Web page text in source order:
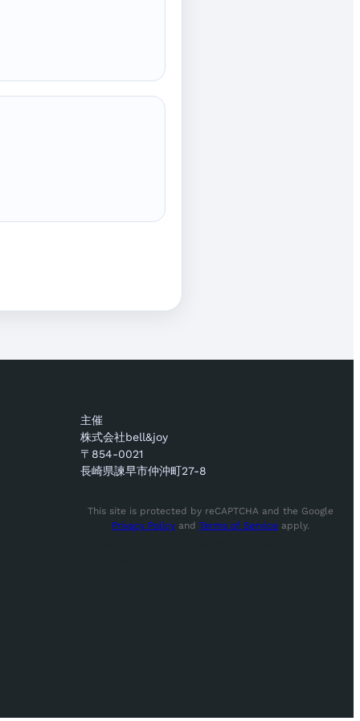
主催
株式会社bell&joy
〒854-0021
長崎県諫早市仲沖町27-8
This site is protected by reCAPTCHA and the Google
Privacy Policy and Terms of Service apply.